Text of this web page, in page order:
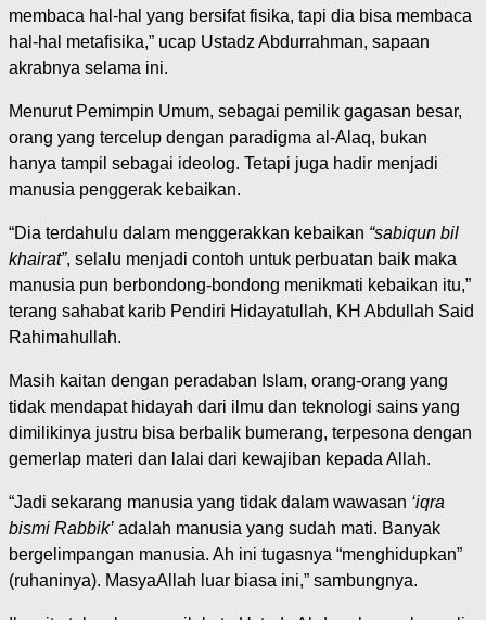
membaca hal-hal yang bersifat fisika, tapi dia bisa membaca
hal-hal metafisika,” ucap Ustadz Abdurrahman, sapaan
akrabnya selama ini.
Menurut Pemimpin Umum, sebagai pemilik gagasan besar,
orang yang tercelup dengan paradigma al-Alaq, bukan
hanya tampil sebagai ideolog. Tetapi juga hadir menjadi
manusia penggerak kebaikan.
“Dia terdahulu dalam menggerakkan kebaikan “sabiqun bil
khairat”, selalu menjadi contoh untuk perbuatan baik maka
manusia pun berbondong-bondong menikmati kebaikan itu,”
terang sahabat karib Pendiri Hidayatullah, KH Abdullah Said
Rahimahullah.
Masih kaitan dengan peradaban Islam, orang-orang yang
tidak mendapat hidayah dari ilmu dan teknologi sains yang
dimilikinya justru bisa berbalik bumerang, terpesona dengan
gemerlap materi dan lalai dari kewajiban kepada Allah.
“Jadi sekarang manusia yang tidak dalam wawasan ‘iqra
bismi Rabbik’ adalah manusia yang sudah mati. Banyak
bergelimpangan manusia. Ah ini tugasnya “menghidupkan”
(ruhaninya). MasyaAllah luar biasa ini,” sambungnya.